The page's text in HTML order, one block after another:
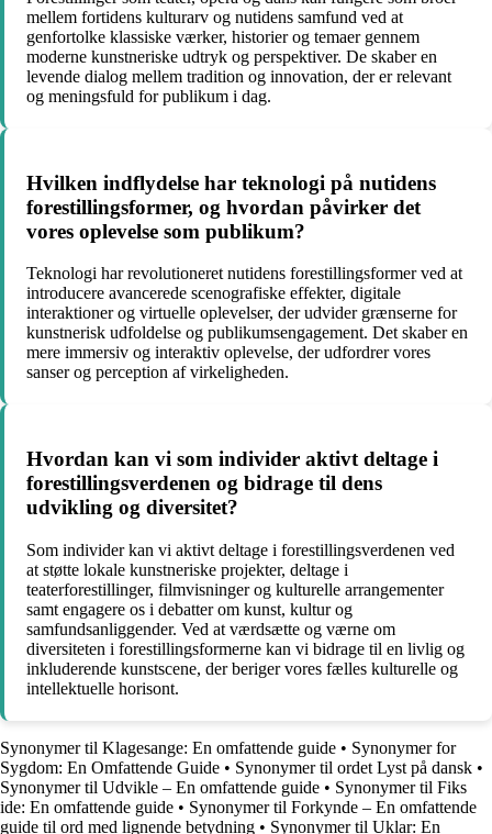
mellem fortidens kulturarv og nutidens samfund ved at
genfortolke klassiske værker, historier og temaer gennem
moderne kunstneriske udtryk og perspektiver. De skaber en
levende dialog mellem tradition og innovation, der er relevant
og meningsfuld for publikum i dag.
Hvilken indflydelse har teknologi på nutidens
forestillingsformer, og hvordan påvirker det
vores oplevelse som publikum?
Teknologi har revolutioneret nutidens forestillingsformer ved at
introducere avancerede scenografiske effekter, digitale
interaktioner og virtuelle oplevelser, der udvider grænserne for
kunstnerisk udfoldelse og publikumsengagement. Det skaber en
mere immersiv og interaktiv oplevelse, der udfordrer vores
sanser og perception af virkeligheden.
Hvordan kan vi som individer aktivt deltage i
forestillingsverdenen og bidrage til dens
udvikling og diversitet?
Som individer kan vi aktivt deltage i forestillingsverdenen ved
at støtte lokale kunstneriske projekter, deltage i
teaterforestillinger, filmvisninger og kulturelle arrangementer
samt engagere os i debatter om kunst, kultur og
samfundsanliggender. Ved at værdsætte og værne om
diversiteten i forestillingsformerne kan vi bidrage til en livlig og
inkluderende kunstscene, der beriger vores fælles kulturelle og
intellektuelle horisont.
Synonymer til Klagesange: En omfattende guide • Synonymer for
Sygdom: En Omfattende Guide • Synonymer til ordet Lyst på dansk •
Synonymer til Udvikle – En omfattende guide • Synonymer til Fiks
ide: En omfattende guide • Synonymer til Forkynde – En omfattende
guide til ord med lignende betydning • Synonymer til Uklar: En